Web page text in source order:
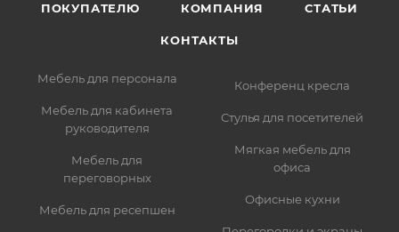
ПОКУПАТЕЛЮ КОМПАНИЯ СТАТЬИ
КОНТАКТЫ
Мебель для персонала
Мебель для кабинета
руководителя
Мебель для
переговорных
Мебель для ресепшен
Конференц кресла
Стулья для посетителей
Мягкая мебель для
офиса
Офисные кухни